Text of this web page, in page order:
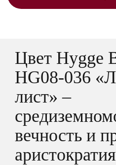
Цвет Hygge
HG08-036
лист» –
вечность и
аристократия